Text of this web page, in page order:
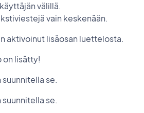
välillä.
vain keskenään.
aktivoinut lisäosan luettelosta.
on lisätty!
se.
se.